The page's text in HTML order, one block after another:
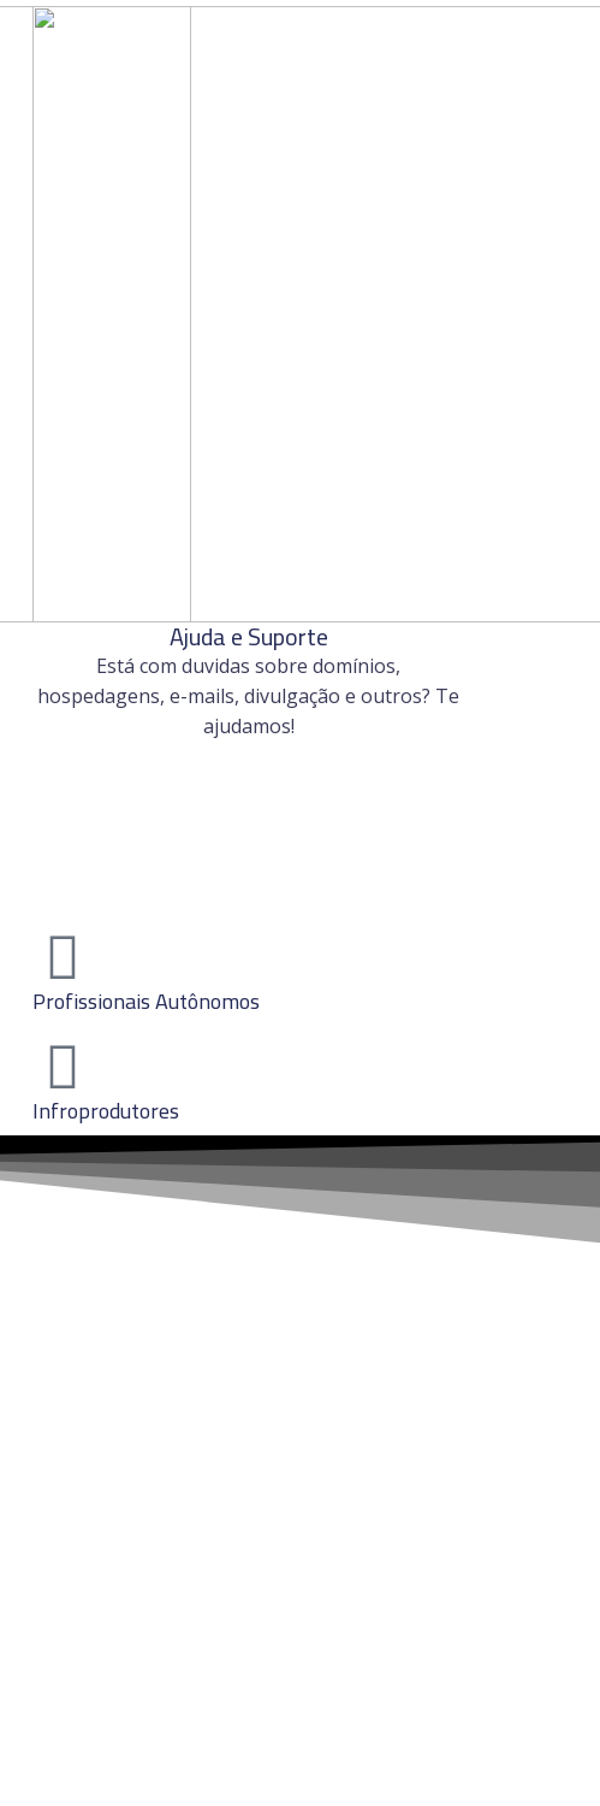
Ajuda e Suporte
Está com duvidas sobre domínios,
hospedagens, e-mails, divulgação e outros? Te
ajudamos!
Profissionais Autônomos
Infroprodutores